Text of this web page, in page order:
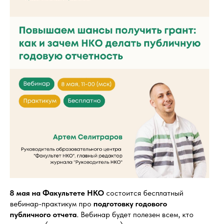
8 мая на Факультете НКО состоится бесплатный
вебинар-практикум про подготовку годового
публичного отчета. Вебинар будет полезен всем, кто